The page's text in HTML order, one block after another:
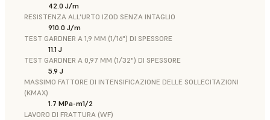
42.0 J/m
RESISTENZA ALL'URTO IZOD SENZA INTAGLIO
910.0 J/m
TEST GARDNER A 1,9 MM (1/16") DI SPESSORE
11.1 J
TEST GARDNER A 0,97 MM (1/32") DI SPESSORE
5.9 J
MASSIMO FATTORE DI INTENSIFICAZIONE DELLE SOLLECITAZIONI
(KMAX)
1.7 MPa-m1/2
LAVORO DI FRATTURA (WF)